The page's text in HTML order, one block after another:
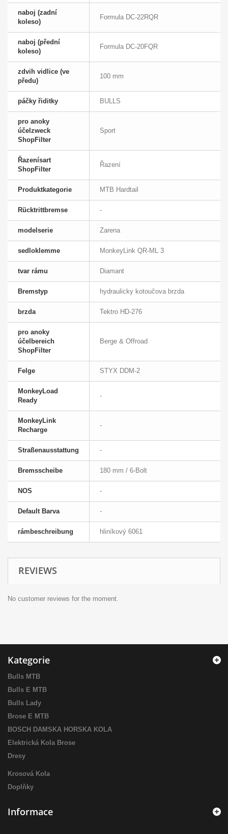
naboj (zadní
koleso)
Formula DC-22RQR
naboj (přední
koleso)
Formula DC-20FQR
zdvih vidlice (ve
předu)
100 mm
páčky řiditky BULLS
pro anoky
účelzweck
ShopFilter
Sport
Řazenísart
ShopFilter
Řazení
Produktkategorie MTB Hardtail
Rücktrittbremse -
modelserie Zarena
sedloklemme MonkeyLink QR-ML 3
tvar rámu Diamant
Bremstyp hydraulicky kotoučova brzda
brzda Tektro HD-276
pro anoky
účelbereich
ShopFilter
Berge & Offroad
Felge STYX DDM-2
MonkeyLoad
Ready
-
MonkeyLink
Recharge
-
Straßenausstattung -
Bremsscheibe 180 mm / 6-Bolt
NOS -
Default Barva -
rámbeschreibung hliníkový 6061
REVIEWS
No customer reviews for the moment.
Kategorie
Bulls MTB
Bulls E MTB
Bulls Lady
Brose E MTB
BOSCH DAMSKA HORSKA KOLA
Elektrická Kola Brose
Dresy
Krosová Kola
Doplňky
Informace